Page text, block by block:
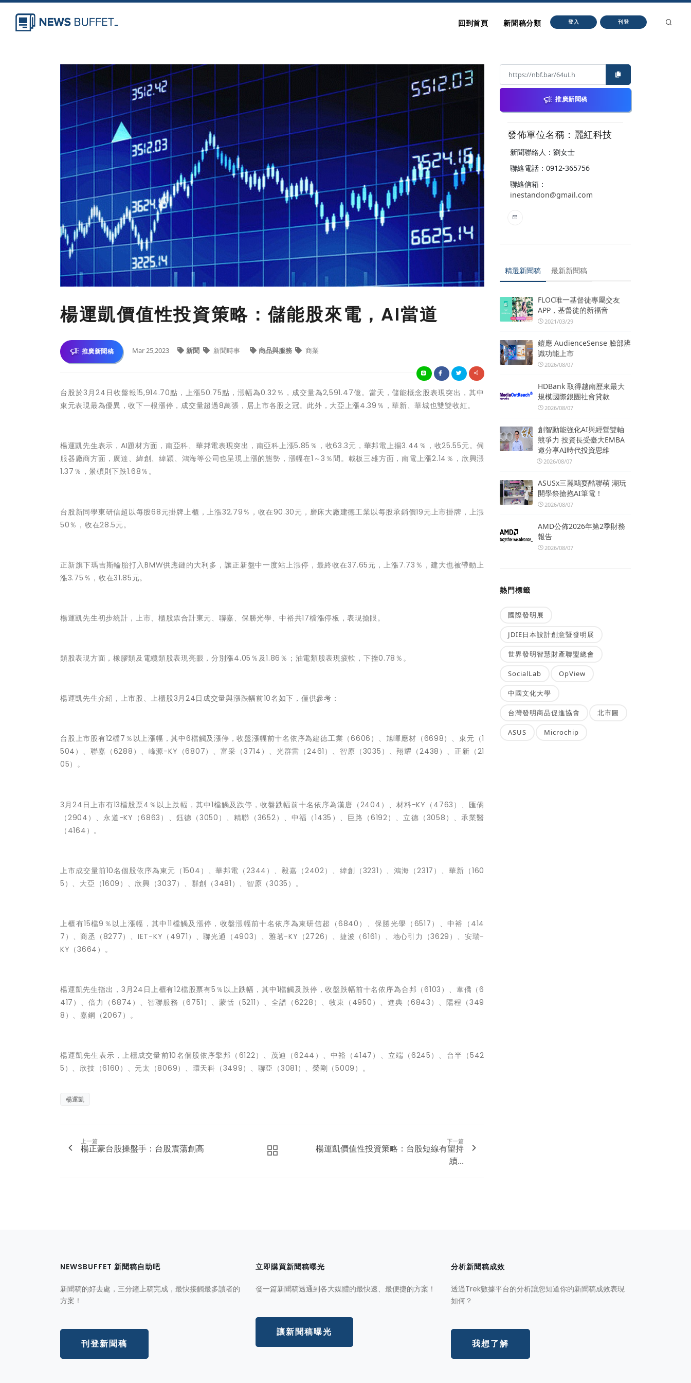
回到首頁 新聞稿分類 登入 刊登
楊運凱價值性投資策略：儲能股來電，AI當道
推廣新聞稿 Mar 25,2023 新聞 新聞時事 商品與服務 商業
台股於3月24日收盤報15,914.70點，上漲50.75點，漲幅為0.32％，成交量為2,591.47億。當天，儲能概念股表現突出，其中
東元表現最為優異，收下一根漲停，成交量超過8萬張，居上市各股之冠。此外，大亞上漲4.39％，華新、華城也雙雙收紅。
楊運凱先生表示， AI題材方面，南亞科、華邦電表現突出，南亞科上漲5.85％，收63.3元，華邦電上揚3.44％，收25.55元。伺
服器廠商方面，廣達、緯創、緯穎、鴻海等公司也呈現上漲的態勢，漲幅在1～3％間。載板三雄方面，南電上漲2.14％，欣興漲
1.37％，景碩則下跌1.68％。
台股新同學東研信超以每股68元掛牌上櫃，上漲32.79％，收在90.30元，磨床大廠建德工業以每股承銷價19元上市掛牌，上漲
50％，收在28.5元。
正新旗下瑪吉斯輪胎打入BMW供應鏈的大利多，讓正新盤中一度站上漲停，最終收在37.65元，上漲7.73％，建大也被帶動上
漲3.75％，收在31.85元。
楊運凱先生初步統計，上市、櫃股票合計東元、聯嘉、保勝光學、中裕共17檔漲停板，表現搶眼。
類股表現方面，橡膠類及電纜類股表現亮眼，分別漲4.05％及1.86％；油電類股表現疲軟，下挫0.78％。
楊運凱先生介紹， 上市股、上櫃股3月24日成交量與漲跌幅前10名如下，僅供參考：
台股上市股有12檔7％以上漲幅，其中6檔觸及漲停，收盤漲幅前十名依序為建德工業（6606）、旭暉應材（6698）、東元（1
504）、聯嘉（6288）、峰源-KY（6807）、富采（3714）、光群雷（2461）、智原（3035）、翔耀（2438）、正新（21
05）。
3月24日上市有13檔股票4％以上跌幅，其中1檔觸及跌停，收盤跌幅前十名依序為漢唐（2404）、材料-KY（4763）、匯僑
（2904）、永道-KY（6863）、鈺德（3050）、精聯（3652）、中福（1435）、巨路（6192）、立德（3058）、承業醫
（4164）。
上市成交量前10名個股依序為東元（1504）、華邦電（2344）、毅嘉（2402）、緯創（3231）、鴻海（2317）、華新（160
5）、大亞（1609）、欣興（3037）、群創（3481）、智原（3035）。
上櫃有15檔9％以上漲幅，其中11檔觸及漲停，收盤漲幅前十名依序為東研信超（6840）、保勝光學（6517）、中裕（414
7）、商丞（8277）、IET-KY（4971）、聯光通（4903）、雅茗-KY（2726）、捷波（6161）、地心引力（3629）、安瑞-
KY（3664）。
楊運凱先生指出， 3月24日上櫃有12檔股票有5％以上跌幅，其中1檔觸及跌停，收盤跌幅前十名依序為合邦（6103）、韋僑（6
417）、倍力（6874）、智聯服務（6751）、蒙恬（5211）、全譜（6228）、牧東（4950）、進典（6843）、陽程（349
8）、嘉鋼（2067）。
楊運凱先生表示， 上櫃成交量前10名個股依序擎邦（6122）、茂迪（6244）、中裕（4147）、立端（6245）、台半（542
5）、欣技（6160）、元太（8069）、環天科（3499）、聯亞（3081）、榮剛（5009）。
楊運凱
上一篇
楊正豪台股操盤手：台股震蕩創高
下一篇
楊運凱價值性投資策略：台股短線有望持
續...
推廣新聞稿
發佈單位名稱：麗紅科技
新聞聯絡人：劉女士
聯絡電話：0912-365756
聯絡信箱：
inestandon@gmail.com
精選新聞稿 最新新聞稿
FLOC唯一基督徒專屬交友
APP，基督徒的新福音
2021/03/29
鎧應 AudienceSense 臉部辨
識功能上市
2026/08/07
HDBank 取得越南歷來最大
規模國際銀團社會貸款
2026/08/07
創智動能強化AI與經營雙軸
競爭力 投資長受臺大EMBA
邀分享AI時代投資思維
2026/08/07
ASUSx三麗鷗耍酷聯萌 潮玩
開學祭搶抱AI筆電！
2026/08/07
AMD公佈2026年第2季財務
報告
2026/08/07
熱門標籤
國際發明展
JDIE日本設計創意暨發明展
世界發明智慧財產聯盟總會
SocialLab OpView
中國文化大學
台灣發明商品促進協會 北市圖
ASUS Microchip
NEWSBUFFET 新聞稿自助吧
新聞稿的好去處，三分鐘上稿完成，最快接觸最多讀者的
方案！
刊登新聞稿
立即購買新聞稿曝光
發一篇新聞稿透通到各大媒體的最快速、最便捷的方案！
讓新聞稿曝光
分析新聞稿成效
透過Trek數據平台的分析讓您知道你的新聞稿成效表現
如何？
我想了解